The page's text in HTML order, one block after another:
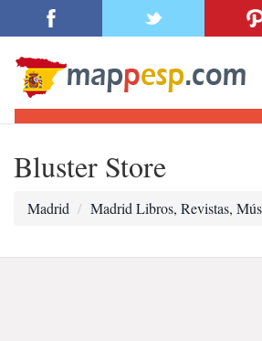
Bluster Store
Madrid Madrid Libros, Revistas,